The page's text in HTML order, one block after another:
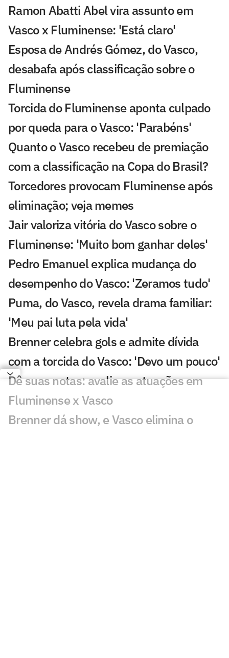
Ramon Abatti Abel vira assunto em
Vasco x Fluminense: 'Está claro'
Esposa de Andrés Gómez, do Vasco,
desabafa após classificação sobre o
Fluminense
Torcida do Fluminense aponta culpado
por queda para o Vasco: 'Parabéns'
Quanto o Vasco recebeu de premiação
com a classificação na Copa do Brasil?
Torcedores provocam Fluminense após
eliminação; veja memes
Jair valoriza vitória do Vasco sobre o
Fluminense: 'Muito bom ganhar deles'
Pedro Emanuel explica mudança do
desempenho do Vasco: 'Zeramos tudo'
Puma, do Vasco, revela drama familiar:
'Meu pai luta pela vida'
Brenner celebra gols e admite dívida
com a torcida do Vasco: 'Devo um pouco'
Dê suas notas: avalie as atuações em
Fluminense x Vasco
Brenner dá show, e Vasco elimina o